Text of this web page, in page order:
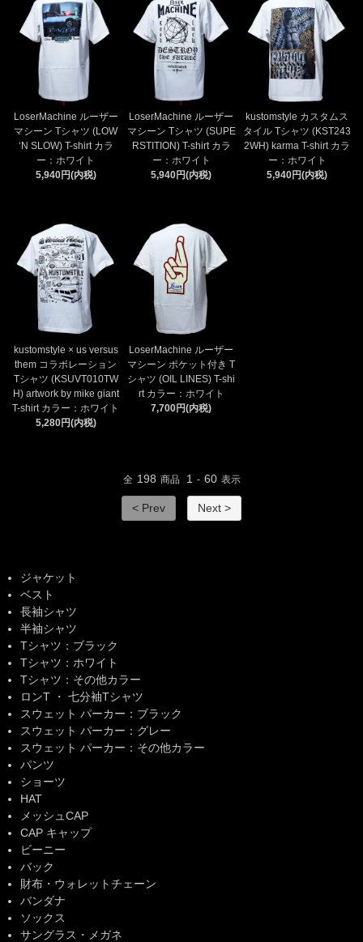
LoserMachine ルーザー
マシーン Tシャツ (LOW
‘N SLOW) T-shirt カラ
ー：ホワイト
5,940円(内税)
LoserMachine ルーザー
マシーン Tシャツ (SUPE
RSTITION) T-shirt カラ
ー：ホワイト
5,940円(内税)
kustomstyle カスタムス
タイル Tシャツ (KST243
2WH) karma T-shirt カラ
ー：ホワイト
5,940円(内税)
kustomstyle × us versus
them コラボレーション
Tシャツ (KSUVT010TW
H) artwork by mike giant
T-shirt カラー：ホワイト
5,280円(内税)
LoserMachine ルーザー
マシーン ポケット付き T
シャツ (OIL LINES) T-shi
rt カラー：ホワイト
7,700円(内税)
全 198 商品 1 - 60 表示
< Prev Next >
ジャケット
ベスト
長袖シャツ
半袖シャツ
Tシャツ：ブラック
Tシャツ：ホワイト
Tシャツ：その他カラー
ロンT ・ 七分袖Tシャツ
スウェット パーカー：ブラック
スウェット パーカー：グレー
スウェット パーカー：その他カラー
パンツ
ショーツ
HAT
メッシュCAP
CAP キャップ
ビーニー
バック
財布・ウォレットチェーン
バンダナ
ソックス
サングラス・メガネ